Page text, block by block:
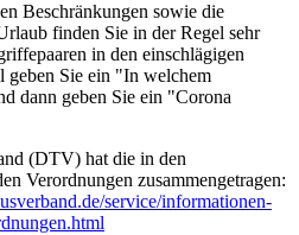
Beschränkungen sowie die
finden Sie in der Regel sehr
in den einschlägigen
geben Sie ein "In welchem
dann geben Sie ein "Corona
(DTV) hat die in den
Verordnungen zusammengetragen:
­service/­informationen-